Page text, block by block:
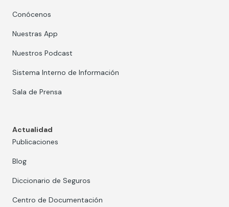
Conócenos
Nuestras App
Nuestros Podcast
Sistema Interno de Información
Sala de Prensa
Actualidad
Publicaciones
Blog
Diccionario de Seguros
Centro de Documentación